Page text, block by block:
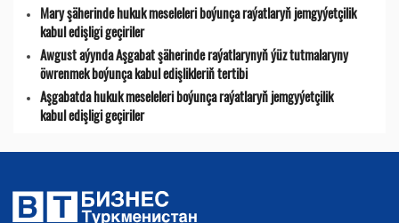
Mary şäherinde hukuk meseleleri boýunça raýatlaryň jemgyýetçilik
kabul edişligi geçiriler
Awgust aýynda Aşgabat şäherinde raýatlarynyň ýüz tutmalaryny
öwrenmek boýunça kabul edişlikleriň tertibi
Aşgabatda hukuk meseleleri boýunça raýatlaryň jemgyýetçilik
kabul edişligi geçiriler